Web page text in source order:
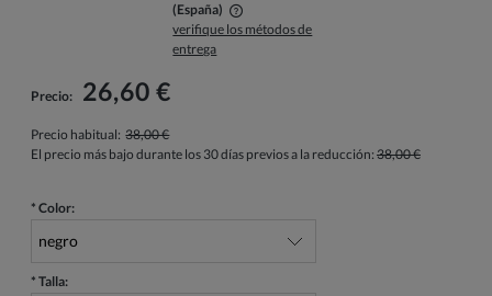
(España)
El precio no incluye los posibles gastos de pago
verifique los métodos de
entrega
Precio: 26,60 €
Precio habitual: 38,00 €
El precio más bajo durante los 30 días previos a la reducción: 38,00 €
* Color:
* Talla: